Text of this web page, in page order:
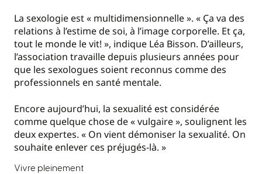
La sexologie est « multidimensionnelle ». « Ça va des
relations à l’estime de soi, à l’image corporelle. Et ça,
tout le monde le vit! », indique Léa Bisson. D’ailleurs,
l’association travaille depuis plusieurs années pour
que les sexologues soient reconnus comme des
professionnels en santé mentale.
Encore aujourd’hui, la sexualité est considérée
comme quelque chose de « vulgaire », soulignent les
deux expertes. « On vient démoniser la sexualité. On
souhaite enlever ces préjugés-là. »
Vivre pleinement